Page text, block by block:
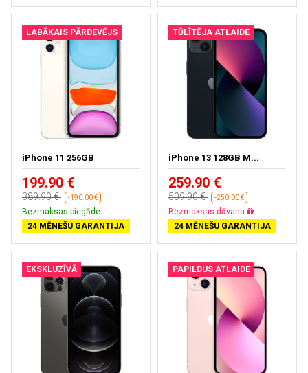
LABĀKAIS PĀRDEVĒJS
iPhone 11 256GB
199.90 €
389.90 € -190.00 €
Bezmaksas piegāde
24 MĒNEŠU GARANTIJA
TŪLĪTĒJA ATLAIDE
iPhone 13 128GB M...
259.90 €
509.90 € -250.00 €
Bezmaksas piegāde
24 MĒNEŠU GARANTIJA
EKSKLUZĪVĀ PAPILDUS ATLAIDE